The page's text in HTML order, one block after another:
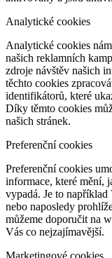
Analytické cookies
Analytické cookies
našich reklamních
zdroje návštěv našich
těchto cookies
identifikátorů, které
Díky těmto cookies
našich stránek.
Preferenční cookies
Preferenční cookies
informace, které mění,
vypadá. Je to
nebo naposledy
můžeme doporučit na
Vás co nejzajímavější.
Marketingové cookies